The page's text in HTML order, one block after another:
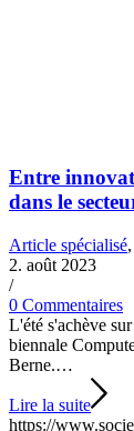
Entre
dans le
Article spécialisé,
2. août 2023
/
0 Commentaires
L'été s'achève
biennale
Berne.…
Lire la suite
https://